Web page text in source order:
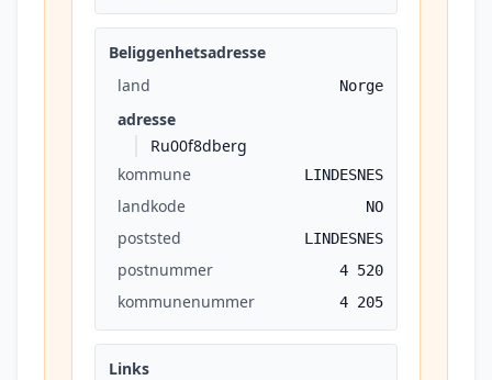
Beliggenhetsadresse
land
Norge
adresse
Ru00f8dberg
kommune
LINDESNES
landkode NO
poststed LINDESNES
postnummer 4 520
kommunenummer 4 205
Links